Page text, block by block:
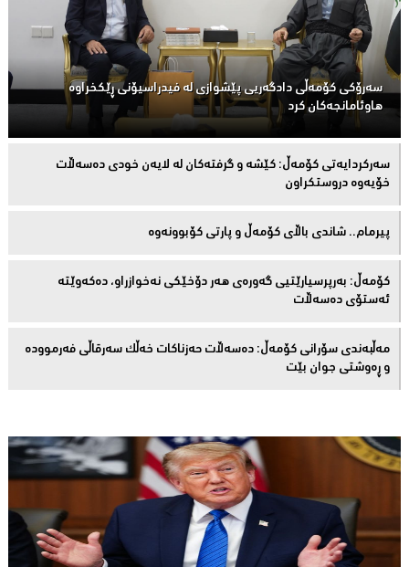
سەرۆكی كۆمەڵى دادگەریی پێشوازی لە فیدراسیۆنی ڕێكخراوە
هاوئامانجەكان کرد
سەركردایەتی كۆمەڵ: كێشە و گرفتەكان لە لایەن خودی دەسەڵات
خۆیەوە دروستكراون
پیرمام.. شاندی باڵای كۆمه‌ڵ و پارتی كۆبوونه‌وه‌
كۆمەڵ: بەرپرسیارێتیی گەورەی هەر دۆخێکی نەخوازراو، دەكەوێتە
ئەستۆی دەسەڵات
مەڵبەندى سۆرانى کۆمەڵ: دەسەڵات حەزناکات خەڵک سەرقاڵى فەرموودە
و ڕەوشتى جوان بێت